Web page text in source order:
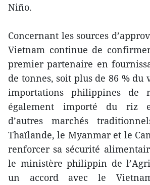
Niño.
Concernant les sources
Vietnam continue de
premier partenaire en
de tonnes, soit plus de 86 % du
importations philippines de
également importé du riz
d’autres marchés
Thaïlande, le Myanmar et le
renforcer sa sécurité
le ministère philippin de
un accord avec le